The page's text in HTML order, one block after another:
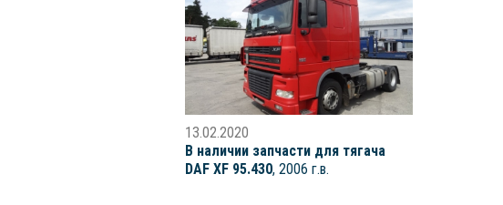
13.02.2020
В наличии запчасти для тягача
DAF XF 95.430, 2006 г.в.